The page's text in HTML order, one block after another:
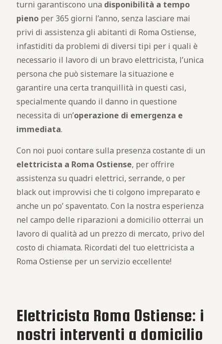
turni garantiscono una disponibilità a tempo
pieno per 365 giorni l’anno, senza lasciare mai
privi di assistenza gli abitanti di Roma Ostiense,
infastiditi da problemi di diversi tipi per i quali è
necessario il lavoro di un bravo elettricista, l’unica
persona che può sistemare la situazione e
garantire una certa tranquillità in questi casi,
specialmente quando il danno in questione
necessita di un’operazione di emergenza e
immediata.
Con noi puoi contare sulla presenza costante di un
elettricista a Roma Ostiense, per offrire
assistenza su quadri elettrici, serrande, o per
black out improvvisi che ti colgono impreparato e
anche un po’ spaventato. Con la nostra esperienza
nel campo delle riparazioni a domicilio otterrai un
lavoro di qualità ad un prezzo di mercato, privo del
costo di chiamata. Ricordati del tuo elettricista a
Roma Ostiense per un servizio eccellente!
Elettricista Roma Ostiense: i
nostri interventi a domicilio